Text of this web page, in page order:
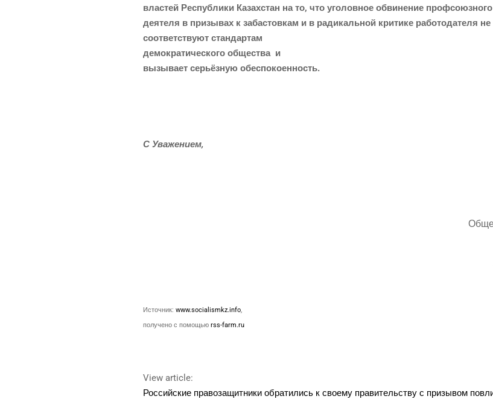
вла­стей Рес­пуб­ли­ки Казах­стан на то, что уго­лов­ное обви­не­ние профсоюзного
дея­те­ля в при­зы­вах к заба­стов­кам и в ради­каль­ной кри­ти­ке рабо­то­да­те­ля не
соот­вет­ству­ют стан­дар­там
демо­кра­ти­че­ско­го обще­ства и
вызы­ва­ет серьёз­ную обеспокоенность.
С Ува­же­ни­ем,
Источ­ник: www.socialismkz.info,
полу­че­но с помо­щью rss-farm.ru
View article:
Рос­сий­ские пра­во­за­щит­ни­ки обра­ти­лись к сво­е­му пра­ви­тель­ству с при­зы­вом